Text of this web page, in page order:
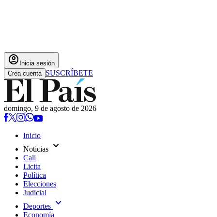
account_circle Inicia sesión
Crea cuenta SUSCRÍBETE
domingo, 9 de agosto de 2026
Inicio
Noticias expand_more
Cali
Licita
Política
Elecciones
Judicial
Deportes expand_more
Economía